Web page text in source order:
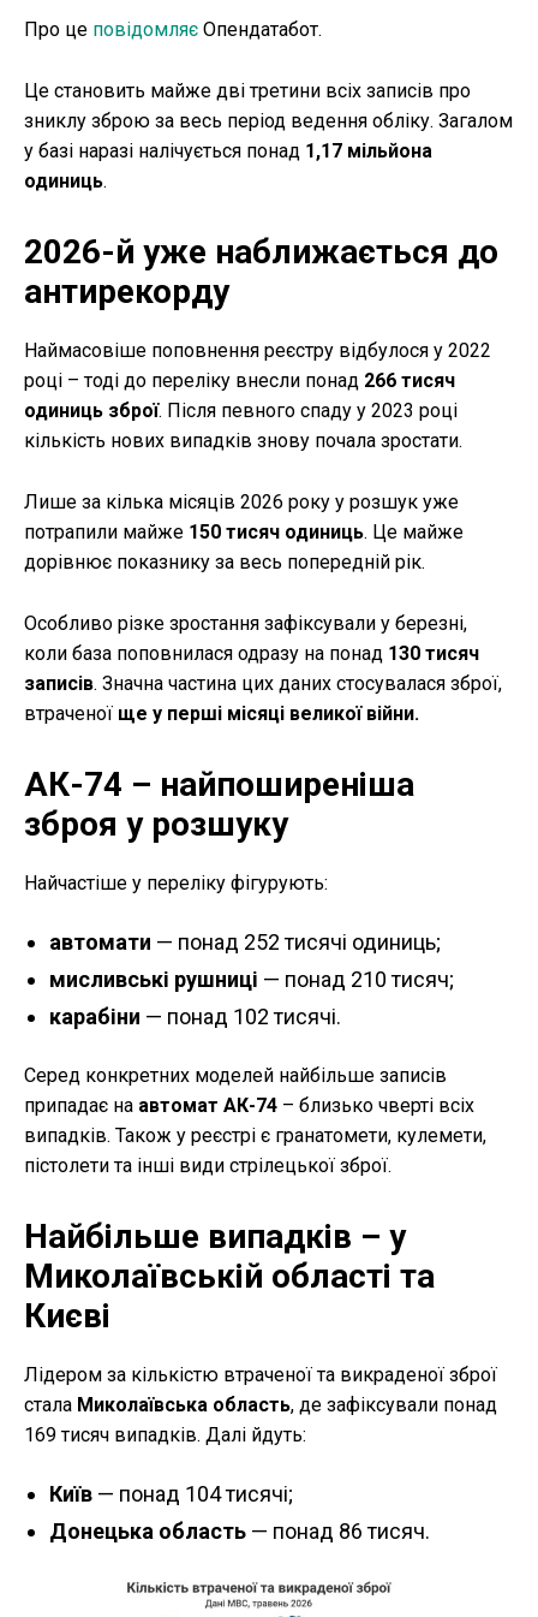
Про це повідомляє Опендатабот.
Це становить майже дві третини всіх записів про
зниклу зброю за весь період ведення обліку. Загалом
у базі наразі налічується понад 1,17 мільйона
одиниць.
2026-й уже наближається до
антирекорду
Наймасовіше поповнення реєстру відбулося у 2022
році – тоді до переліку внесли понад 266 тисяч
одиниць зброї. Після певного спаду у 2023 році
кількість нових випадків знову почала зростати.
Лише за кілька місяців 2026 року у розшук уже
потрапили майже 150 тисяч одиниць. Це майже
дорівнює показнику за весь попередній рік.
Особливо різке зростання зафіксували у березні,
коли база поповнилася одразу на понад 130 тисяч
записів. Значна частина цих даних стосувалася зброї,
втраченої ще у перші місяці великої війни.
АК-74 – найпоширеніша
зброя у розшуку
Найчастіше у переліку фігурують:
автомати — понад 252 тисячі одиниць;
мисливські рушниці — понад 210 тисяч;
карабіни — понад 102 тисячі.
Серед конкретних моделей найбільше записів
припадає на автомат АК-74 – близько чверті всіх
випадків. Також у реєстрі є гранатомети, кулемети,
пістолети та інші види стрілецької зброї.
Найбільше випадків – у
Миколаївській області та
Києві
Лідером за кількістю втраченої та викраденої зброї
стала Миколаївська область, де зафіксували понад
169 тисяч випадків. Далі йдуть:
Київ — понад 104 тисячі;
Донецька область — понад 86 тисяч.